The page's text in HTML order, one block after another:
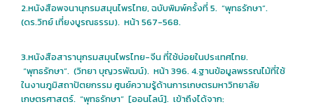
2.หนังสือพจนานุกรมสมุนไพรไทย, ฉบับพิมพ์ครั้งที่ 5. “พุทธรักษา”.
(ดร.วิทย์ เที่ยงบูรณธรรม). หน้า 567-568.
3.หนังสือสารานุกรมสมุนไพรไทย-จีน ที่ใช้บ่อยในประเทศไทย.
“พุทธรักษา”. (วิทยา บุญวรพัฒน์). หน้า 396. 4.ฐานข้อมูลพรรณไม้ที่ใช้
ในงานภูมิสถาปัตยกรรม ศูนย์ความรู้ด้านการเกษตรมหาวิทยาลัย
เกษตรศาสตร์. “พุทธรักษา” [ออนไลน์]. เข้าถึงได้จาก: